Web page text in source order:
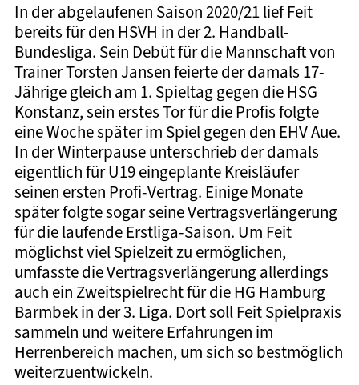
In der abgelaufenen Saison 2020/21 lief Feit
bereits für den HSVH in der 2. Handball-
Bundesliga. Sein Debüt für die Mannschaft von
Trainer Torsten Jansen feierte der damals 17-
Jährige gleich am 1. Spieltag gegen die HSG
Konstanz, sein erstes Tor für die Profis folgte
eine Woche später im Spiel gegen den EHV Aue.
In der Winterpause unterschrieb der damals
eigentlich für U19 eingeplante Kreisläufer
seinen ersten Profi-Vertrag. Einige Monate
später folgte sogar seine Vertragsverlängerung
für die laufende Erstliga-Saison. Um Feit
möglichst viel Spielzeit zu ermöglichen,
umfasste die Vertragsverlängerung allerdings
auch ein Zweitspielrecht für die HG Hamburg
Barmbek in der 3. Liga. Dort soll Feit Spielpraxis
sammeln und weitere Erfahrungen im
Herrenbereich machen, um sich so bestmöglich
weiterzuentwickeln.